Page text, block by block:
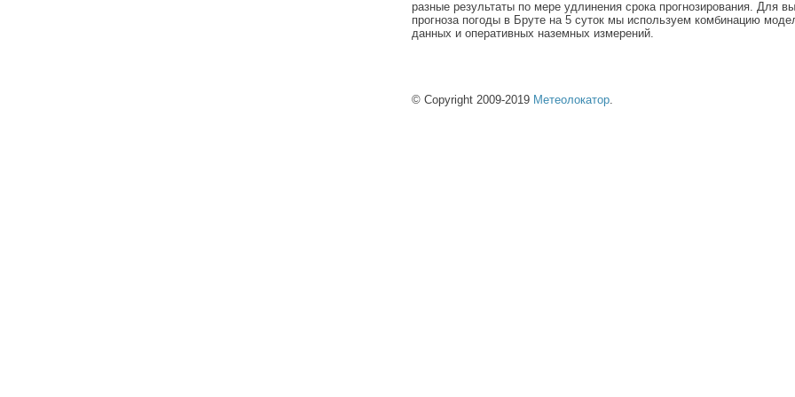
разные результаты по мере удлинения срока прогнозирования. Для
прогноза погоды в Бруте на 5 суток мы используем комбинацию
данных и оперативных наземных измерений.
© Copyright 2009-2019 Метеолокатор